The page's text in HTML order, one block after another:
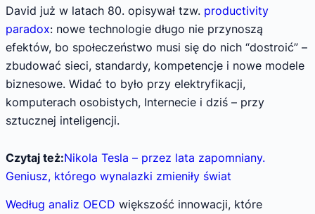
David już w latach 80. opisywał tzw. productivity
paradox: nowe technologie długo nie przynoszą
efektów, bo społeczeństwo musi się do nich “dostroić” –
zbudować sieci, standardy, kompetencje i nowe modele
biznesowe. Widać to było przy elektryfikacji,
komputerach osobistych, Internecie i dziś – przy
sztucznej inteligencji.
Czytaj też:Nikola Tesla – przez lata zapomniany.
Geniusz, którego wynalazki zmieniły świat
Według analiz OECD większość innowacji, które